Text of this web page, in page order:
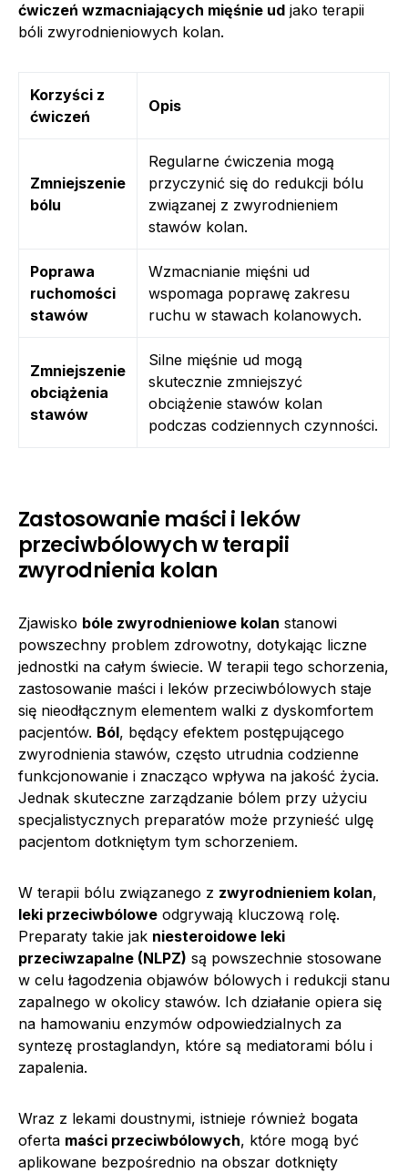
ćwiczeń wzmacniających mięśnie ud jako terapii
bóli zwyrodnieniowych kolan.
Korzyści z
ćwiczeń
Opis
Zmniejszenie
bólu
Regularne ćwiczenia mogą
przyczynić się do redukcji bólu
związanej z zwyrodnieniem
stawów kolan.
Poprawa
ruchomości
stawów
Wzmacnianie mięśni ud
wspomaga poprawę zakresu
ruchu w stawach kolanowych.
Zmniejszenie
obciążenia
stawów
Silne mięśnie ud mogą
skutecznie zmniejszyć
obciążenie stawów kolan
podczas codziennych czynności.
Zastosowanie maści i leków
przeciwbólowych w terapii
zwyrodnienia kolan
Zjawisko bóle zwyrodnieniowe kolan stanowi
powszechny problem zdrowotny, dotykając liczne
jednostki na całym świecie. W terapii tego schorzenia,
zastosowanie maści i leków przeciwbólowych staje
się nieodłącznym elementem walki z dyskomfortem
pacjentów. Ból, będący efektem postępującego
zwyrodnienia stawów, często utrudnia codzienne
funkcjonowanie i znacząco wpływa na jakość życia.
Jednak skuteczne zarządzanie bólem przy użyciu
specjalistycznych preparatów może przynieść ulgę
pacjentom dotkniętym tym schorzeniem.
W terapii bólu związanego z zwyrodnieniem kolan,
leki przeciwbólowe odgrywają kluczową rolę.
Preparaty takie jak niesteroidowe leki
przeciwzapalne (NLPZ) są powszechnie stosowane
w celu łagodzenia objawów bólowych i redukcji stanu
zapalnego w okolicy stawów. Ich działanie opiera się
na hamowaniu enzymów odpowiedzialnych za
syntezę prostaglandyn, które są mediatorami bólu i
zapalenia.
Wraz z lekami doustnymi, istnieje również bogata
oferta maści przeciwbólowych, które mogą być
aplikowane bezpośrednio na obszar dotknięty